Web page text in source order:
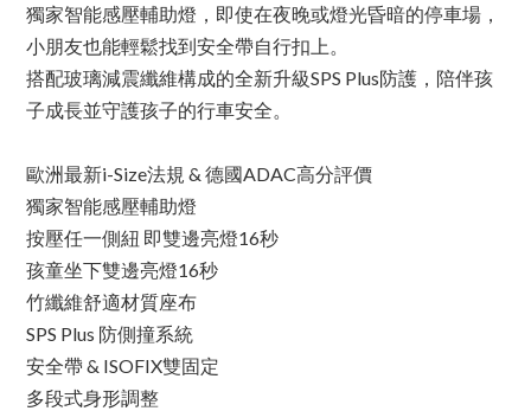
獨家智能感壓輔助燈，即使在夜晚或燈光昏暗的停車場，
小朋友也能輕鬆找到安全帶自行扣上。
搭配玻璃減震纖維構成的全新升級SPS Plus防護，陪伴孩
子成長並守護孩子的行車安全。
歐洲最新i-Size法規 & 德國ADAC高分評價
獨家智能感壓輔助燈
按壓任一側紐 即雙邊亮燈16秒
孩童坐下雙邊亮燈16秒
竹纖維舒適材質座布
SPS Plus 防側撞系統
安全帶 & ISOFIX雙固定
多段式身形調整